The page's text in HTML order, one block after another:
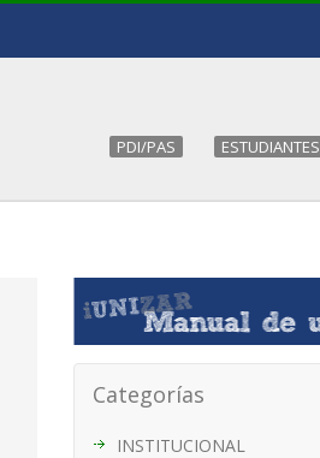
PDI/PAS ESTUDIANTES
Categorías
INSTITUCIONAL